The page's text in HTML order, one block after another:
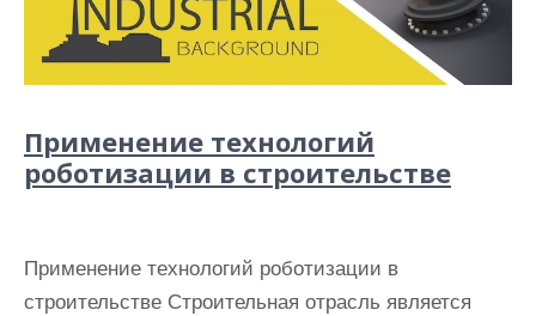
Применение технологий
роботизации в строительстве
Применение технологий роботизации в
строительстве Строительная отрасль является